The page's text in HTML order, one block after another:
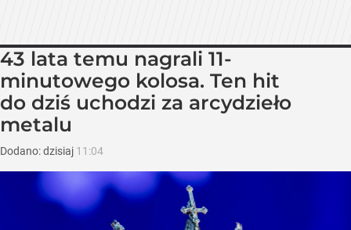
43 lata temu nagrali 11-
minutowego kolosa. Ten hit
do dziś uchodzi za arcydzieło
metalu
Dodano:dzisiaj 11:04